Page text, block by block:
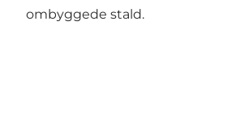
ombyggede stald.